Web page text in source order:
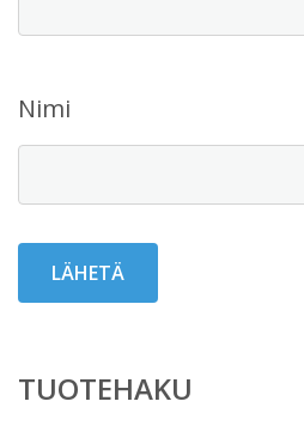
Nimi
TUOTEHAKU